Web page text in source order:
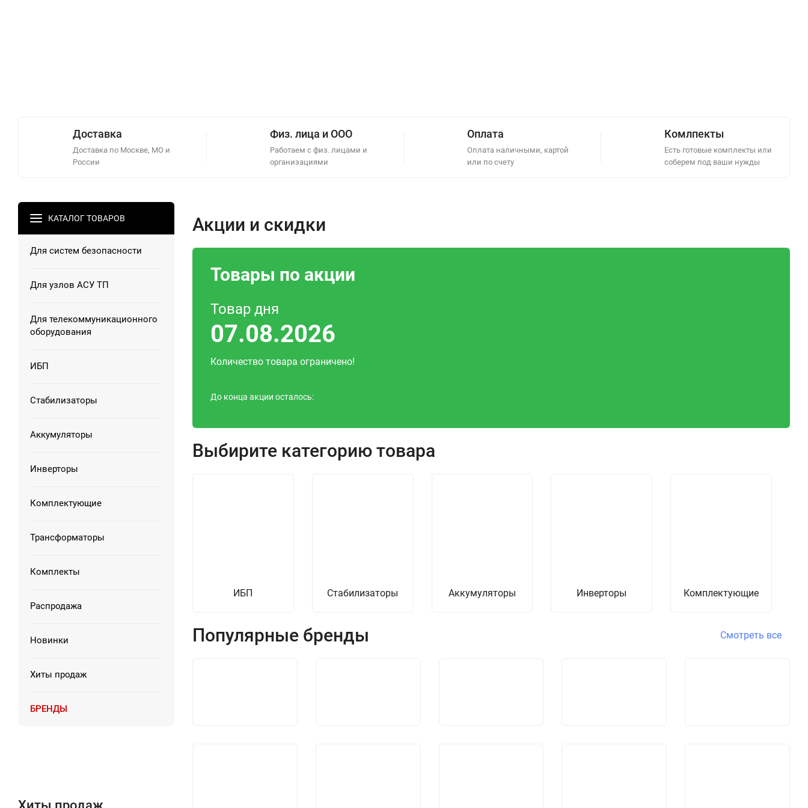
Доставка
Доставка по Москве, МО и
России
Физ. лица и ООО
Работаем с физ. лицами и
организациями
Оплата
Оплата наличными, картой
или по счету
Комлпекты
Есть готовые комплекты или
соберем под ваши нужды
КАТАЛОГ ТОВАРОВ
Для систем безопасности
Для узлов АСУ ТП
Для телекоммуникационного
оборудования
ИБП
Стабилизаторы
Аккумуляторы
Инверторы
Комплектующие
Трансформаторы
Комплекты
Распродажа
Новинки
Хиты продаж
БРЕНДЫ
Акции и скидки
Товары по акции
Товар дня
07.08.2026
Количество товара ограничено!
До конца акции осталось:
Выбирите категорию товара
ИБП Стабилизаторы Аккумуляторы Инверторы Комплектующие
Популярные бренды Смотреть все